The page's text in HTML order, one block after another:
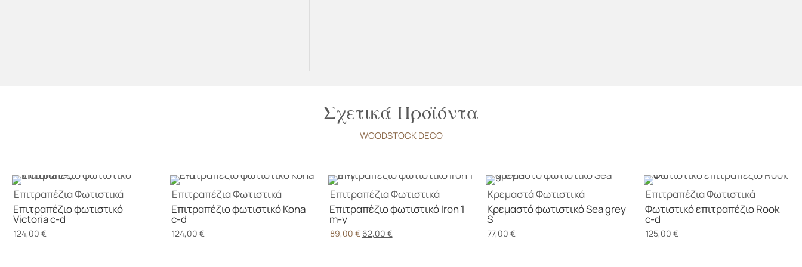
Σχετικά Προϊόντα
WOODSTOCK DECO
ΕπιτραπέζιαΦωτιστικά
Επιτραπέζιο φωτιστικό
Victoria c-d
124,00 €
ΕπιτραπέζιαΦωτιστικά
Επιτραπέζιο φωτιστικό Kona
c-d
124,00 €
ΕπιτραπέζιαΦωτιστικά
Επιτραπέζιο φωτιστικό Iron 1
m-y
89,00€ Original
62,00 €Η
ΚρεμαστάΦωτιστικά
Κρεμαστό φωτιστικό Sea grey
S
77,00€
ΕπιτραπέζιαΦωτιστικά
Φωτιστικό επιτραπέζιο Rook
c-d
125,00€